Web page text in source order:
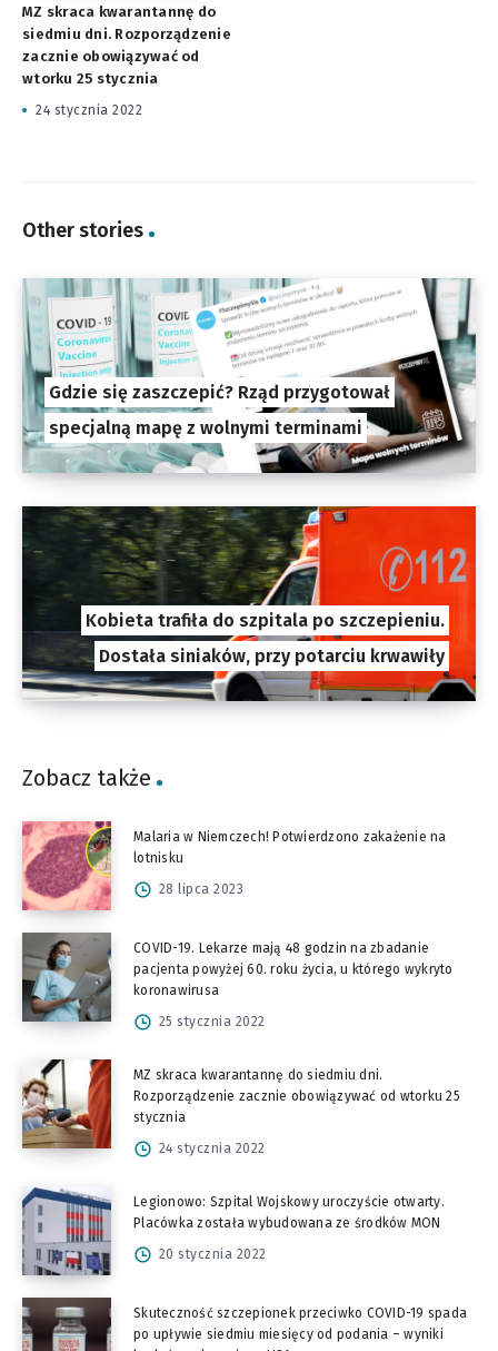
MZ skraca kwarantannę do
siedmiu dni. Rozporządzenie
zacznie obowiązywać od
wtorku 25 stycznia
24 stycznia 2022
Other stories
Gdzie się zaszczepić? Rząd przygotował
specjalną mapę z wolnymi terminami
Kobieta trafiła do szpitala po szczepieniu.
Dostała siniaków, przy potarciu krwawiły
Zobacz także
Malaria w Niemczech! Potwierdzono zakażenie na
lotnisku
28 lipca 2023
COVID-19. Lekarze mają 48 godzin na zbadanie
pacjenta powyżej 60. roku życia, u którego wykryto
koronawirusa
25 stycznia 2022
MZ skraca kwarantannę do siedmiu dni.
Rozporządzenie zacznie obowiązywać od wtorku 25
stycznia
24 stycznia 2022
Legionowo: Szpital Wojskowy uroczyście otwarty.
Placówka została wybudowana ze środków MON
20 stycznia 2022
Skuteczność szczepionek przeciwko COVID-19 spada
po upływie siedmiu miesięcy od podania – wyniki